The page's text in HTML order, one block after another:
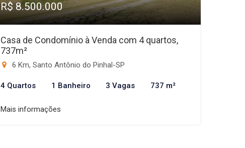
R$ 8.500.000
Casa de Condomínio à Venda com 4 quartos,
737m²
6 Km, Santo Antônio do Pinhal-SP
4 Quartos 1 Banheiro 3 Vagas 737 m²
Mais informações